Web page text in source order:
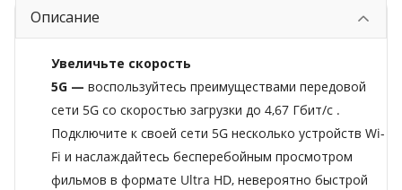
Описание
Увеличьте скорость
5G — воспользуйтесь преимуществами передовой
сети 5G со скоростью загрузки до 4,67 Гбит/с .
Подключите к своей сети 5G несколько устройств Wi-
Fi и наслаждайтесь бесперебойным просмотром
фильмов в формате Ultra HD, невероятно быстрой